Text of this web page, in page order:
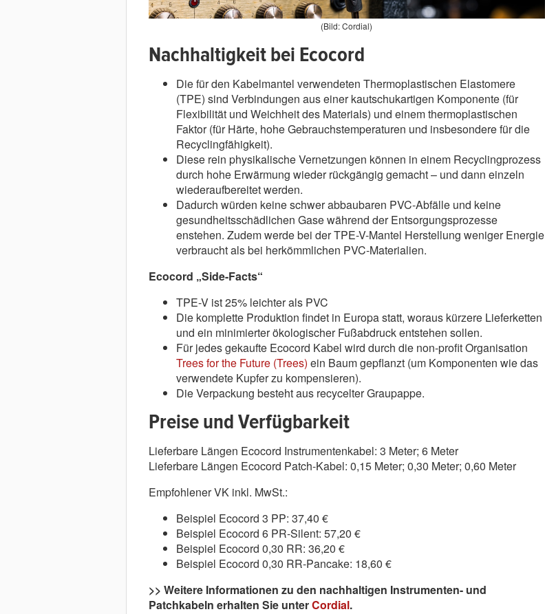
(Bild: Cordial)
Nachhaltigkeit bei Ecocord
Die für den Kabelmantel verwendeten Thermoplastischen Elastomere
(TPE) sind Verbindungen aus einer kautschukartigen Komponente (für
Flexibilität und Weichheit des Materials) und einem thermoplastischen
Faktor (für Härte, hohe Gebrauchstemperaturen und insbesondere für die
Recyclingfähigkeit).
Diese rein physikalische Vernetzungen können in einem Recyclingprozess
durch hohe Erwärmung wieder rückgängig gemacht – und dann einzeln
wiederaufbereitet werden.
Dadurch würden keine schwer abbaubaren PVC-Abfälle und keine
gesundheitsschädlichen Gase während der Entsorgungsprozesse
enstehen. Zudem werde bei der TPE-V-Mantel Herstellung weniger Energie
verbraucht als bei herkömmlichen PVC-Materialien.
Ecocord „Side-Facts“
TPE-V ist 25% leichter als PVC
Die komplette Produktion findet in Europa statt, woraus kürzere Lieferketten
und ein minimierter ökologischer Fußabdruck entstehen sollen.
Für jedes gekaufte Ecocord Kabel wird durch die non-profit Organisation
Trees for the Future (Trees) ein Baum gepflanzt (um Komponenten wie das
verwendete Kupfer zu kompensieren).
Die Verpackung besteht aus recycelter Graupappe.
Preise und Verfügbarkeit
Lieferbare Längen Ecocord Instrumentenkabel: 3 Meter; 6 Meter
Lieferbare Längen Ecocord Patch-Kabel: 0,15 Meter; 0,30 Meter; 0,60 Meter
Empfohlener VK inkl. MwSt.:
Beispiel Ecocord 3 PP: 37,40 €
Beispiel Ecocord 6 PR-Silent: 57,20 €
Beispiel Ecocord 0,30 RR: 36,20 €
Beispiel Ecocord 0,30 RR-Pancake: 18,60 €
>> Weitere Informationen zu den nachhaltigen Instrumenten- und
Patchkabeln erhalten Sie unterCordial.